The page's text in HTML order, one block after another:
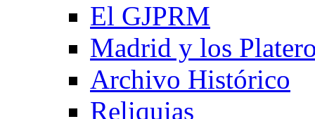
El GJPRM
Madrid y los
Archivo Histórico
Reliquias